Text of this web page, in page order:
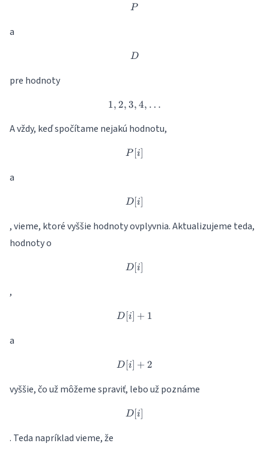
P
P
a
D
D
pre hodnoty
1,2,3,4,\dots
1, 2, 3, 4, …
A vždy, keď spočítame nejakú hodnotu,
P[i]
P [i]
a
D[i]
D [i]
, vieme, ktoré vyššie hodnoty ovplyvnia. Aktualizujeme teda,
hodnoty o
D[i]
D [i]
,
D[i]+1
D [i] + 1
a
D[i]+2
D [i] + 2
vyššie, čo už môžeme spraviť, lebo už poznáme
D[i]
D [i]
. Teda napríklad vieme, že